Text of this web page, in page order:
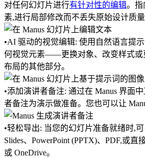
对任何幻灯片进行有针对性的编辑。指
素,进行局部修改而不丢失原始设计质量
•AI 驱动的视觉编辑: 使用自然语言提
何视觉元素——更换对象、改变样式
布局的其他部分。
•添加演讲者备注: 通过在 Manus 界面
者备注为演示做准备。您也可以让
•轻松导出: 当您的幻灯片准备就绪时,
Slides、PowerPoint (PPTX)、PDF,或直
或 OneDrive。